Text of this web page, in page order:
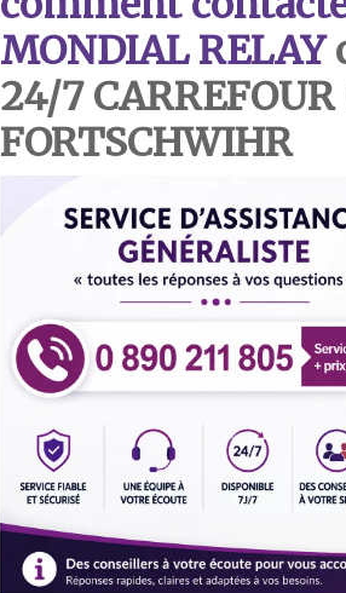
MONDIAL RELAY
24/7
FORTSCHWIHR